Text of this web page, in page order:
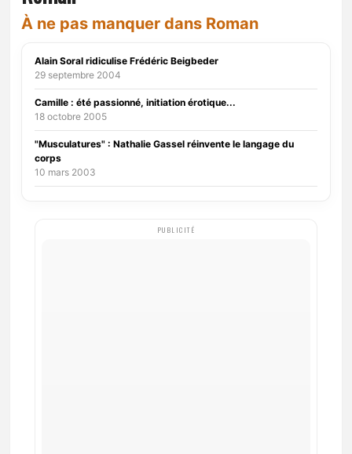
À ne pas manquer dans Roman
Alain Soral ridiculise Frédéric Beigbeder
29 septembre 2004
Camille : été passionné, initiation érotique...
18 octobre 2005
"Musculatures" : Nathalie Gassel réinvente le langage du
corps
10 mars 2003
PUBLICITÉ